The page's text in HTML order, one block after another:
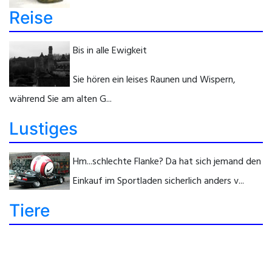
Reise
Bis in alle Ewigkeit
Sie hören ein leises Raunen und Wispern,
während Sie am alten G...
Lustiges
Hm...schlechte Flanke? Da hat sich jemand den
Einkauf im Sportladen sicherlich anders v...
Tiere